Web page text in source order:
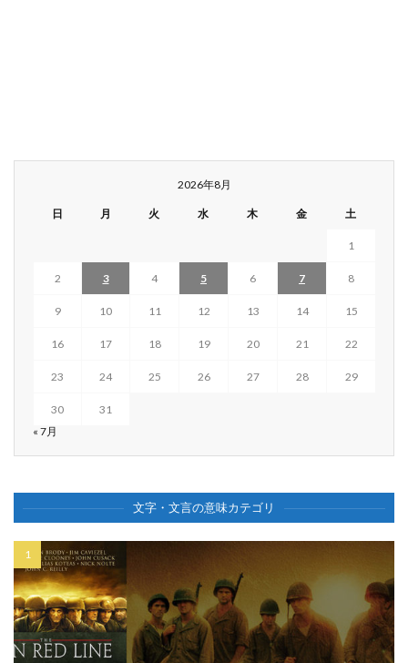
2026年8月
日 月 火 水 木 金 土
1
2 3 4 5 6 7 8
9 10 11 12 13 14 15
16 17 18 19 20 21 22
23 24 25 26 27 28 29
30
31
« 7月
文字・文言の意味カテゴリ